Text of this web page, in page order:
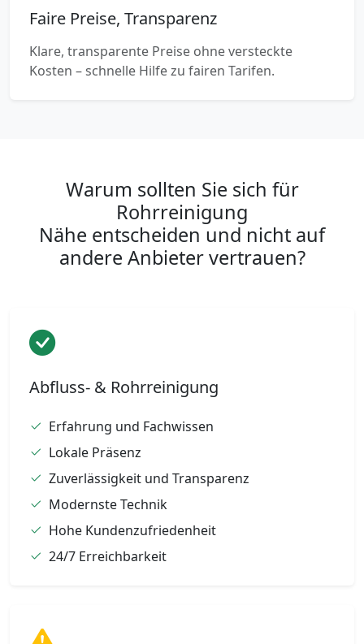
Faire Preise, Transparenz
Klare, transparente Preise ohne versteckte
Kosten – schnelle Hilfe zu fairen Tarifen.
Warum sollten Sie sich für
Rohrreinigung
Nähe entscheiden und nicht auf
andere Anbieter vertrauen?
Abfluss- & Rohrreinigung
Erfahrung und Fachwissen
Lokale Präsenz
Zuverlässigkeit und Transparenz
Modernste Technik
Hohe Kundenzufriedenheit
24/7 Erreichbarkeit